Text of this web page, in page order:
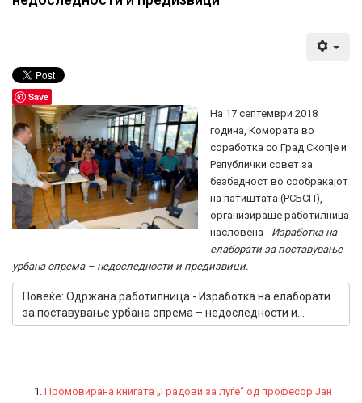
Save
На 17 септември 2018
година, Комората во
соработка со Град Скопје и
Републички совет за
безбедност во сообраќајот
на патиштата (РСБСП),
организираше работилница
насловена - Изработка на
елаборати за поставување
урбана опрема – недоследности и предизвици.
Повеќе: Одржана работилница - Изработка на елаборати
за поставување урбана опрема – недоследности и...
Промовирана книгата „Градови за луѓе“ од професор Јан